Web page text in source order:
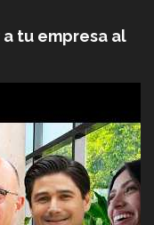
tu empresa al